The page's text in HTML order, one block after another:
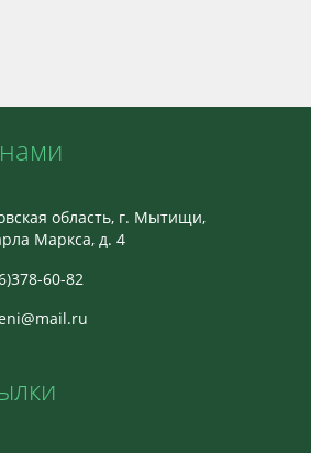
область, г. Мытищи,
Маркса, д. 4
60-82